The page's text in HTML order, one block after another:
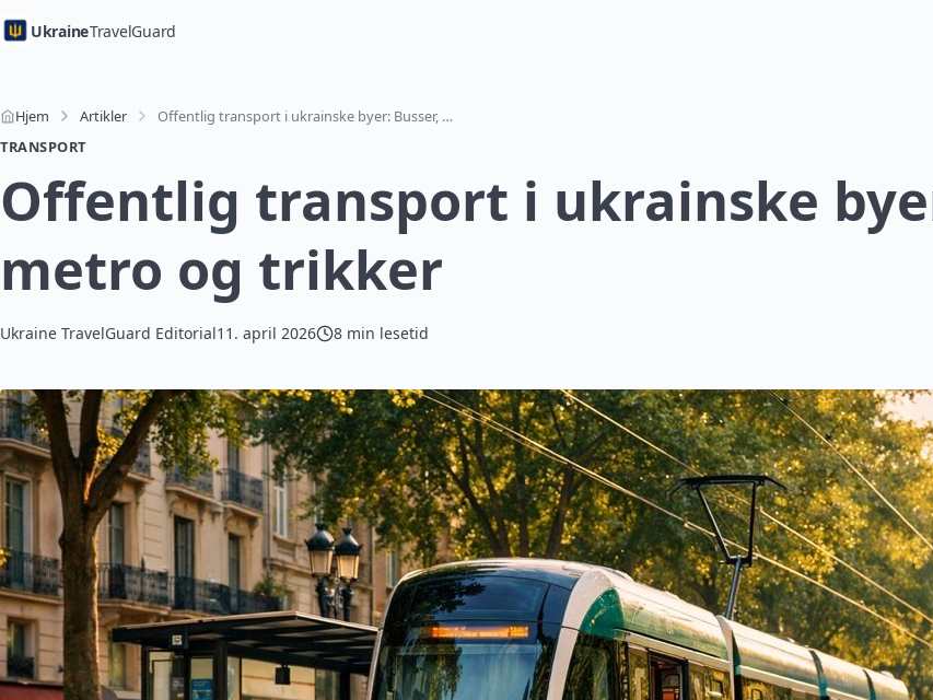
UkraineTravelGuard
Hjem Artikler
Offentlig transport i ukrainske byer: Busser, metro og trikker
TRANSPORT
Offentlig transport i ukrainske
metro og trikker
Ukraine TravelGuard Editorial11. april 2026 8 min lesetid